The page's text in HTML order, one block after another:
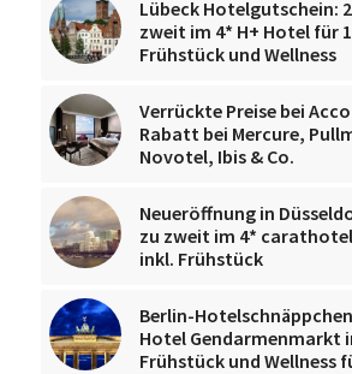
Lübeck Hotelgutschein:
zweit im 4* H+ Hotel für
Frühstück und Wellness
Verrückte Preise bei
Rabatt bei Mercure,
Novotel, Ibis & Co.
Neueröffnung in
zu zweit im 4*
inkl. Frühstück
Berlin-
Hotel Gendarmenmarkt
Frühstück und Wellness